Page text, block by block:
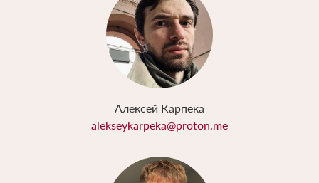
Алексей Карпека
alekseykarpeka@proton.me